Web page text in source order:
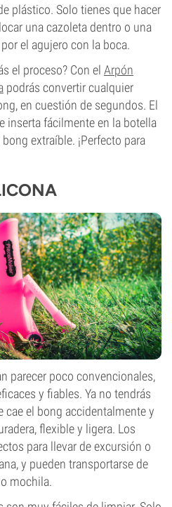
plástico. Solo tienes que hacer
una cazoleta dentro o una
el agujero con la boca.
el proceso? Con el Arpón
podrás convertir cualquier
en cuestión de segundos. El
inserta fácilmente en la botella
extraíble. ¡Perfecto para
parecer poco convencionales,
y fiables. Ya no tendrás
cae el bong accidentalmente y
flexible y ligera. Los
para llevar de excursión o
y pueden transportarse de
mochila.